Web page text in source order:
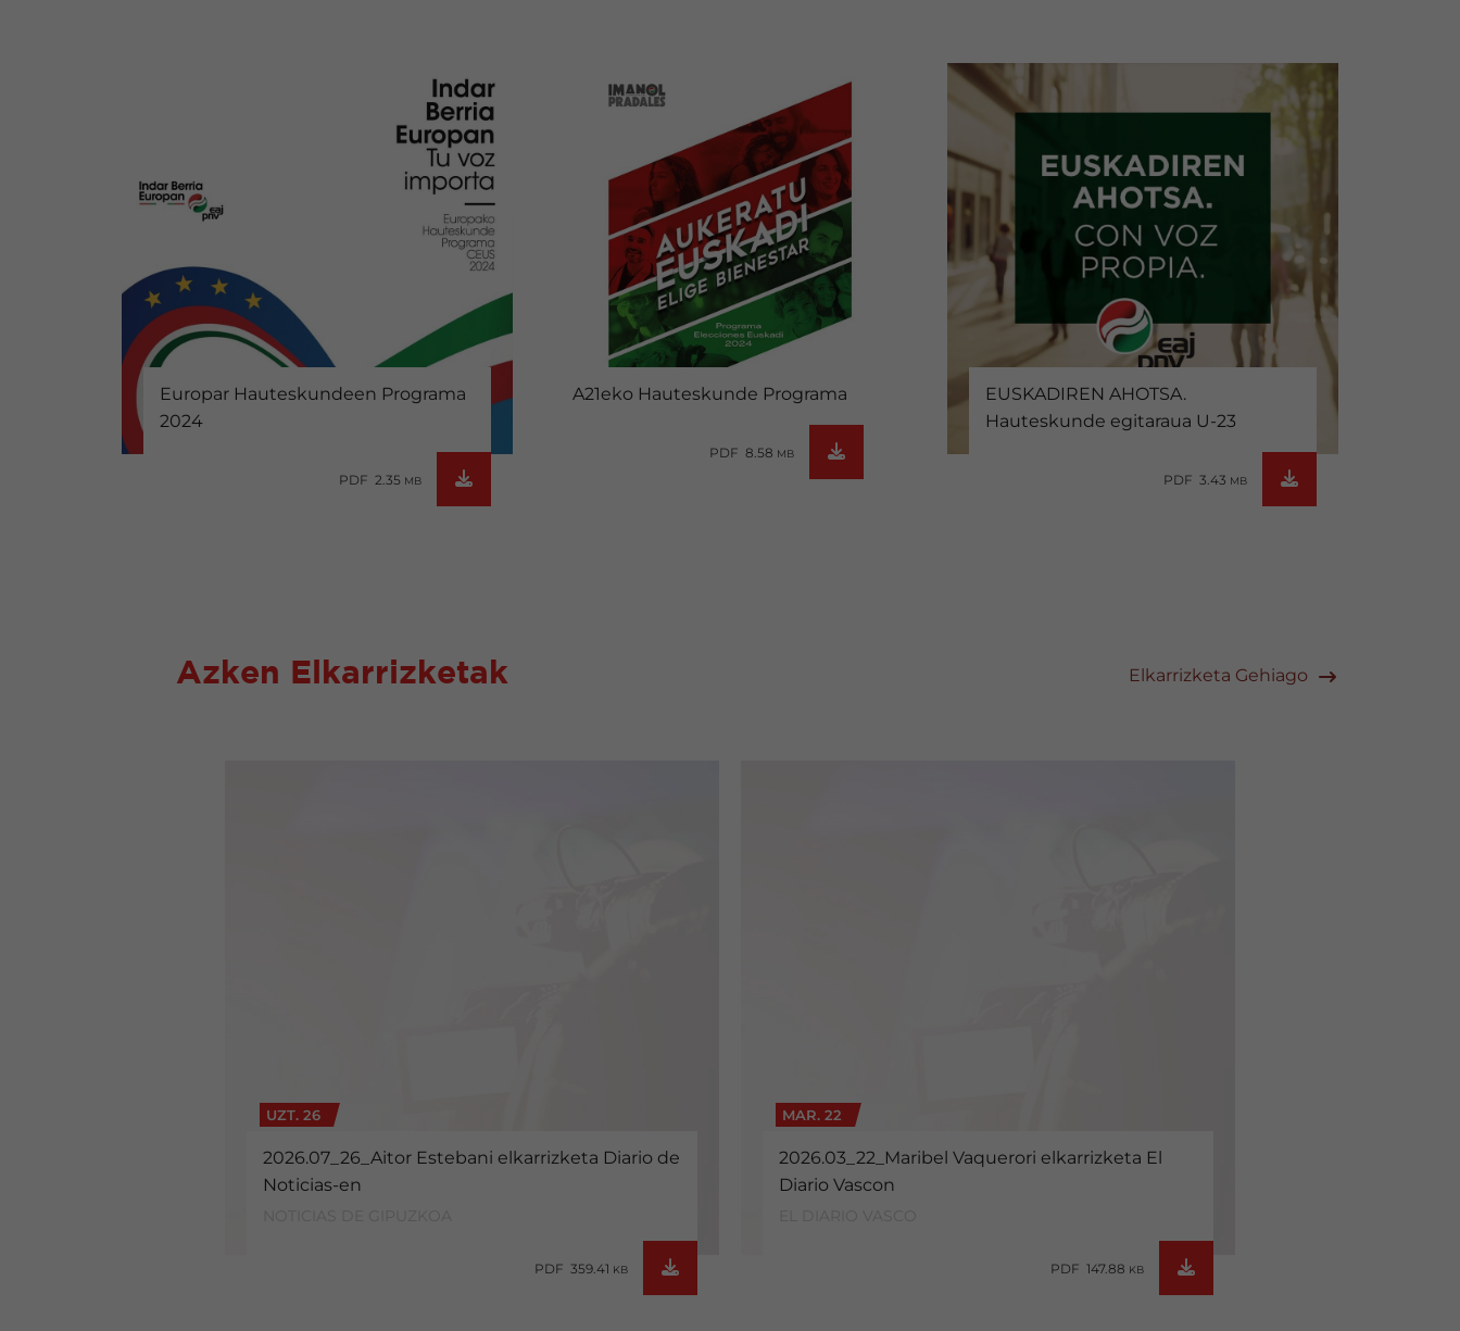
Europar Hauteskundeen Programa
2024
PDF 2.35 MB
A21eko Hauteskunde Programa
PDF 8.58 MB
EUSKADIREN AHOTSA.
Hauteskunde egitaraua U-23
PDF 3.43 MB
Azken Elkarrizketak Elkarrizketa Gehiago
UZT. 26
2026.07_26_Aitor Estebani elkarrizketa Diario de
Noticias-en
PDF 359.41 KB
MAR. 22
2026.03_22_Maribel Vaquerori elkarrizketa El
Diario Vascon
PDF 147.88 KB